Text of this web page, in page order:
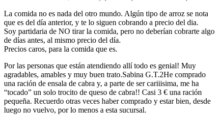
La comida no es nada del otro mundo. Algún tipo de arroz se nota
que es del día anterior, y te lo siguen cobrando a precio del dia.
Soy partidaria de NO tirar la comida, pero no deberían cobrarte algo
de días antes, al mismo precio del día.
Precios caros, para la comida que es.
Por las personas que están atendiendo allí todo es genial! Muy
agradables, amables y muy buen trato.Sabina G.T.2He comprado
una ración de ensala de cabra y, a parte de ser cariiisima, me ha
“tocado” un solo trocito de queso de cabra!! Casi 3 € una ración
pequeña. Recuerdo otras veces haber comprado y estar bien, desde
luego no vuelvo, por lo menos a esta sucursal.